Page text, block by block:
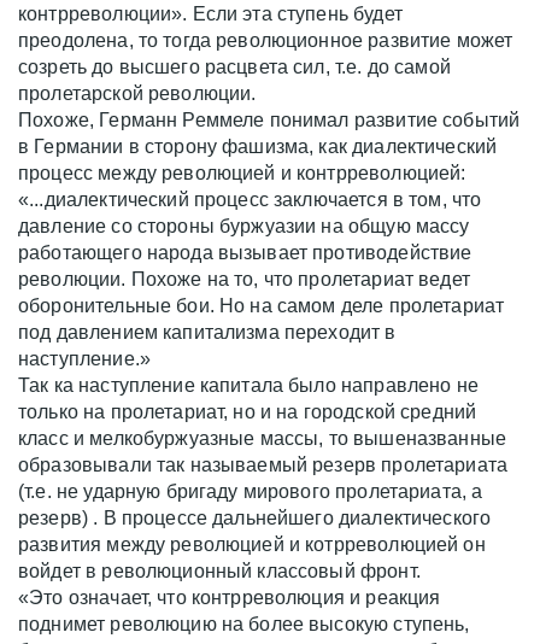
контрреволюции». Если эта ступень будет
преодолена, то тогда революционное развитие может
созреть до высшего расцвета сил, т.е. до самой
пролетарской революции.
Похоже, Германн Реммеле понимал развитие событий
в Германии в сторону фашизма, как диалектический
процесс между революцией и контрреволюцией:
«...диалектический процесс заключается в том, что
давление со стороны буржуазии на общую массу
работающего народа вызывает противодействие
революции. Похоже на то, что пролетариат ведет
оборонительные бои. Но на самом деле пролетариат
под давлением капитализма переходит в
наступление.»
Так ка наступление капитала было направлено не
только на пролетариат, но и на городской средний
класс и мелкобуржуазные массы, то вышеназванные
образовывали так называемый резерв пролетариата
(т.е. не ударную бригаду мирового пролетариата, а
резерв) . В процессе дальнейшего диалектического
развития между революцией и котрреволюцией он
войдет в революционный классовый фронт.
«Это означает, что контрреволюция и реакция
поднимет революцию на более высокую ступень,